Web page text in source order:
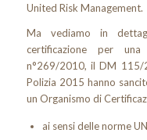
United Risk Management.
Ma vediamo in
certificazione per
n°269/2010, il DM 115/
Polizia 2015 hanno
un Organismo di
ai sensi delle norme